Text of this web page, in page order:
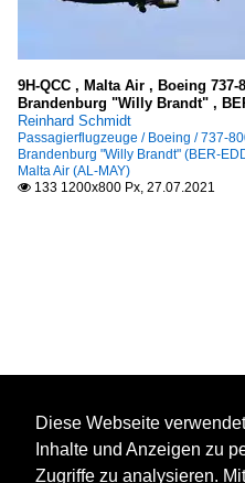
9H-QCC , Malta Air , Boeing 737-
Brandenburg "Willy Brandt" ,
Reinhard Schmidt
Passagierflugzeuge / Boeing / 737-
Brandenburg "Willy Brandt" (BER-
Malta Air (AL-MAY)
 133 1200x800 Px, 27.07.2021
Diese Webseite
Inhalte und Anzeigen zu
Zugriffe zu analysieren.